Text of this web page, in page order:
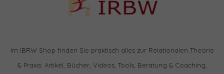
Im IBRW Shop finden Sie praktisch alles zur Relationalen Theorie
& Praxis: Artikel, Bücher, Videos, Tools, Beratung & Coaching,